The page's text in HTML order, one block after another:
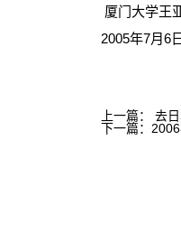
厦门大学王
2005年7月6日
上一篇：去
下一篇：